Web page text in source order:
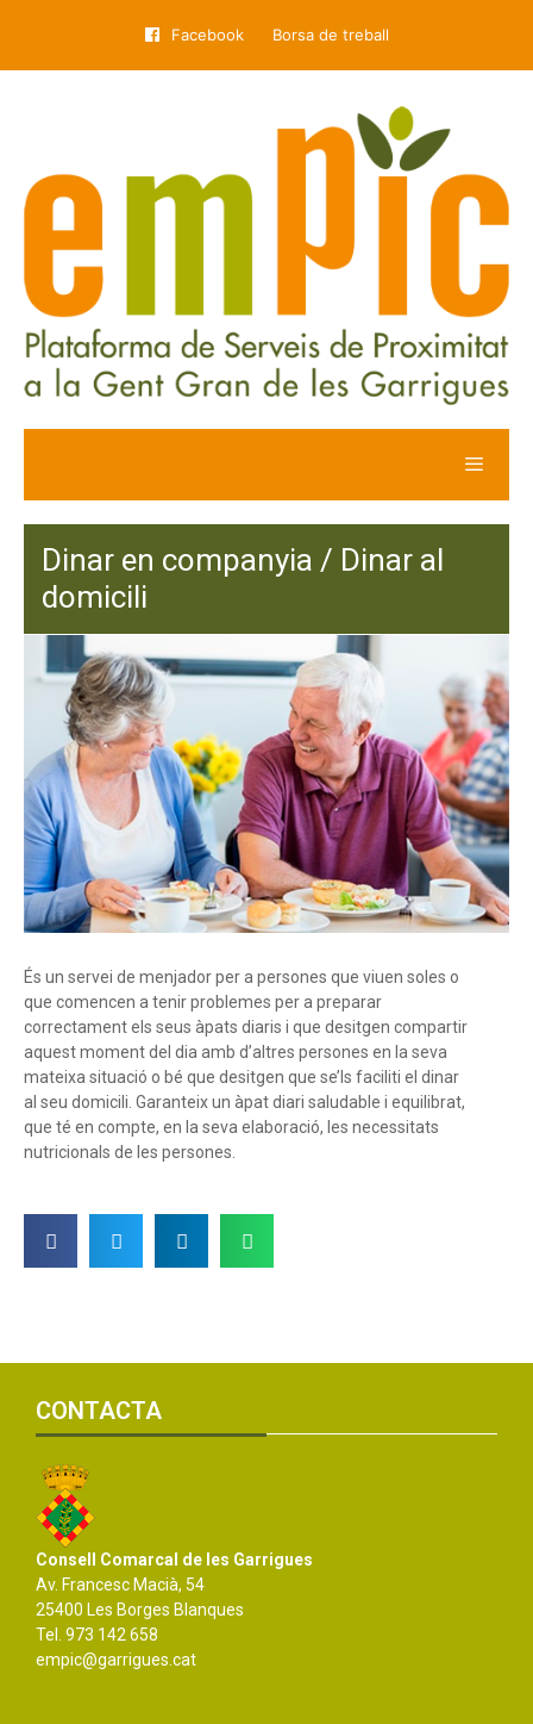
Facebook Borsa de treball
Dinar en companyia / Dinar al
domicili
És un servei de menjador per a persones que viuen soles o
que comencen a tenir problemes per a preparar
correctament els seus àpats diaris i que desitgen compartir
aquest moment del dia amb d’altres persones en la seva
mateixa situació o bé que desitgen que se’ls faciliti el dinar
al seu domicili. Garanteix un àpat diari saludable i equilibrat,
que té en compte, en la seva elaboració, les necessitats
nutricionals de les persones.
CONTACTA
Consell Comarcal de les Garrigues
Av. Francesc Macià, 54
25400 Les Borges Blanques
Tel. 973 142 658
empic@garrigues.cat